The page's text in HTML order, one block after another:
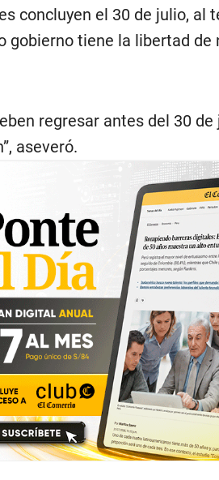
concluyen el 30 de julio, al
gobierno tiene la libertad de
regresar antes del 30
aseveró.